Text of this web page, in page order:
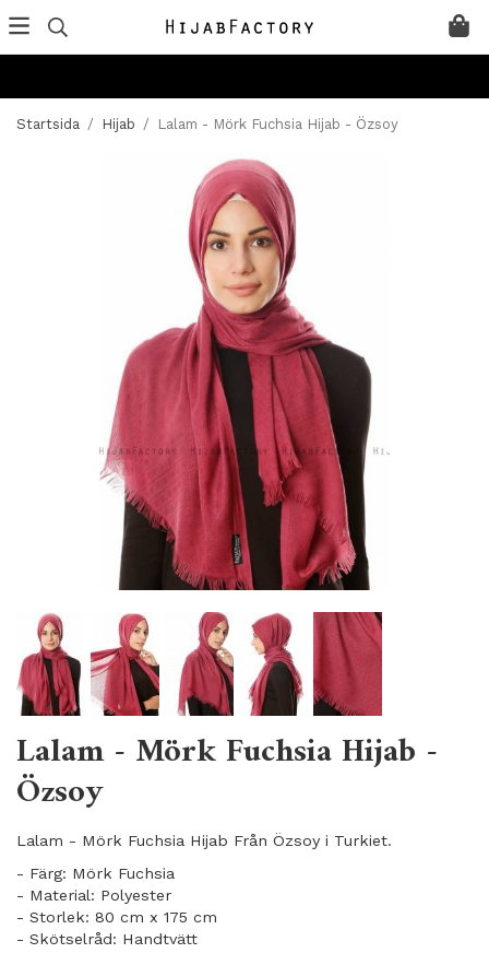
Startsida / Hijab / Lalam - Mörk Fuchsia Hijab - Özsoy
Lalam - Mörk Fuchsia Hijab -
Özsoy
Lalam - Mörk Fuchsia Hijab Från Özsoy i Turkiet.
- Färg: Mörk Fuchsia
- Material: Polyester
- Storlek: 80 cm x 175 cm
- Skötselråd: Handtvätt